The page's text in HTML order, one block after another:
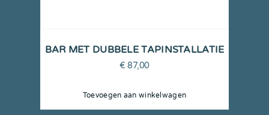
BAR MET DUBBELE TAPINSTALLATIE
€ 87,00
Toevoegen aan winkelwagen